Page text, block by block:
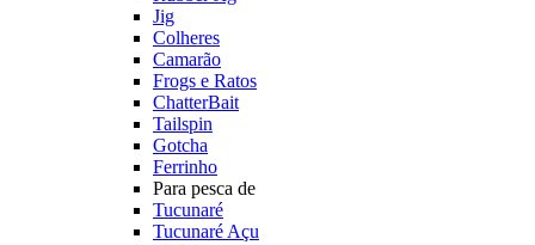
Jig
Colheres
Camarão
Frogs e Ratos
ChatterBait
Tailspin
Gotcha
Ferrinho
Para pesca de
Tucunaré
Tucunaré Açu